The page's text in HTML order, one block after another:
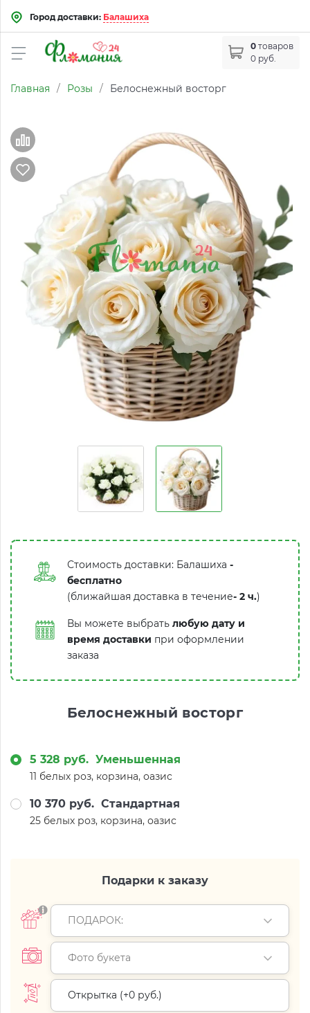
Город доставки: Балашиха
0 товаров
0 руб.
Главная / Розы / Белоснежный восторг
Стоимость доставки: Балашиха -
бесплатно
(ближайшая доставка в течение- 2 ч.)
Вы можете выбрать любую дату и
время доставки при оформлении
заказа
Белоснежный восторг
5 328 руб. Уменьшенная
11 белых роз, корзина, оазис
10 370 руб. Стандартная
25 белых роз, корзина, оазис
Подарки к заказу
ПОДАРОК:
Фото букета
Открытка (+0 руб.)